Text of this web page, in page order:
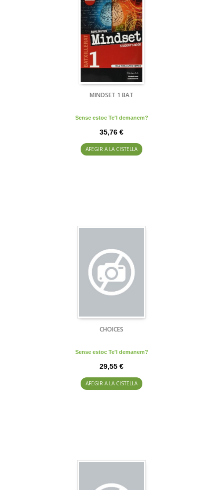
MINDSET 1 BAT
Sense estoc Te'l demanem?
35,76 €
AFEGIR A LA CISTELLA
CHOICES
Sense estoc Te'l demanem?
29,55 €
AFEGIR A LA CISTELLA